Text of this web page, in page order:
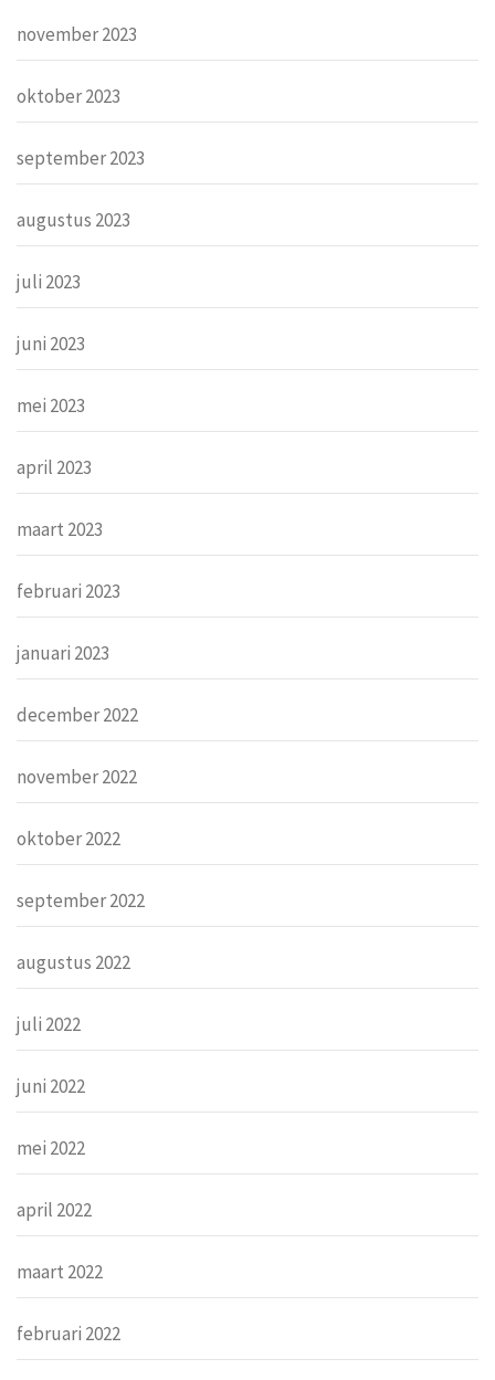
november 2023
oktober 2023
september 2023
augustus 2023
juli 2023
juni 2023
mei 2023
april 2023
maart 2023
februari 2023
januari 2023
december 2022
november 2022
oktober 2022
september 2022
augustus 2022
juli 2022
juni 2022
mei 2022
april 2022
maart 2022
februari 2022